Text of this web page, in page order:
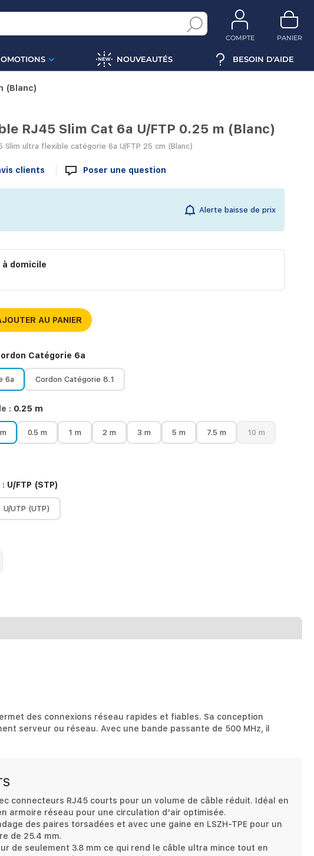
COMPTE PANIER
NOUVEAUTÉS BESOIN D'AIDE
(Blanc)
RJ45 Slim Cat 6a U/FTP 0.25 m (Blanc)
Slim ultra flexible catégorie 6a U/FTP 25 cm (Blanc)
clients Poser une question
Alerte baisse de prix
AU PANIER
à domicile
Catégorie 6a
6a Cordon Catégorie 8.1
: 0.25 m
0.5 m 1 m 2 m 3 m 5 m 7.5 m 10 m
: U/FTP (STP)
U/UTP (UTP)
des connexions réseau rapides et fiables. Sa conception
serveur ou réseau. Avec une bande passante de 500 MHz, il
connecteurs RJ45 courts pour un volume de câble réduit. Idéal en
armoire réseau pour une circulation d'air optimisée.
des paires torsadées et avec une gaine en LSZH-TPE pour un
de 25.4 mm.
de seulement 3.8 mm ce qui rend le câble ultra mince tout en